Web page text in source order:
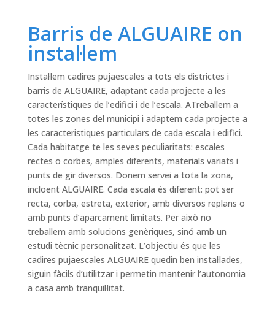
Barris de ALGUAIRE on
instal·lem
Instal·lem cadires pujaescales a tots els districtes i
barris de ALGUAIRE, adaptant cada projecte a les
característiques de l’edifici i de l’escala. ATreballem a
totes les zones del municipi i adaptem cada projecte a
les caracteristiques particulars de cada escala i edifici.
Cada habitatge te les seves peculiaritats: escales
rectes o corbes, amples diferents, materials variats i
punts de gir diversos. Donem servei a tota la zona,
incloent ALGUAIRE. Cada escala és diferent: pot ser
recta, corba, estreta, exterior, amb diversos replans o
amb punts d’aparcament limitats. Per això no
treballem amb solucions genèriques, sinó amb un
estudi tècnic personalitzat. L’objectiu és que les
cadires pujaescales ALGUAIRE quedin ben instal·lades,
siguin fàcils d’utilitzar i permetin mantenir l’autonomia
a casa amb tranquil·litat.